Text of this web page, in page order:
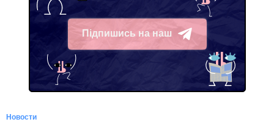
Підпишись на наш
Telegram
Новости